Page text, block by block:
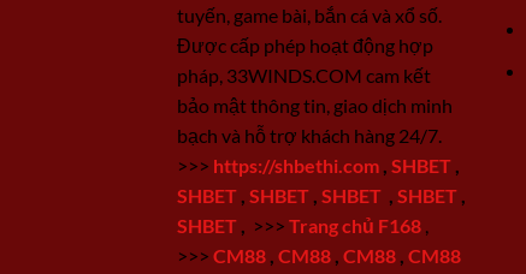
tuyến, game bài, bắn cá và xổ số.
Được cấp phép hoạt động hợp
pháp, 33WINDS.COM cam kết
bảo mật thông tin, giao dịch minh
bạch và hỗ trợ khách hàng 24/7.
>>> https://shbethi.com SHBET
SHBET SHBET SHBET SHBET
SHBET
>>> Trang chủ F168
>>> CM88 CM88 CM88 CM88